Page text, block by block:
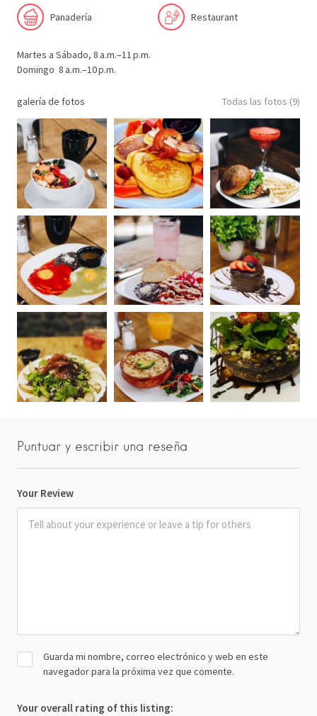
Panadería Restaurant
Martes a Sábado, 8 a.m.–11 p.m.
Domingo 8 a.m.–10 p.m.
galería de fotos Todas las fotos (9)
Puntuar y escribir una reseña
Your Review
Guarda mi nombre, correo electrónico y web en este
navegador para la próxima vez que comente.
Your overall rating of this listing: